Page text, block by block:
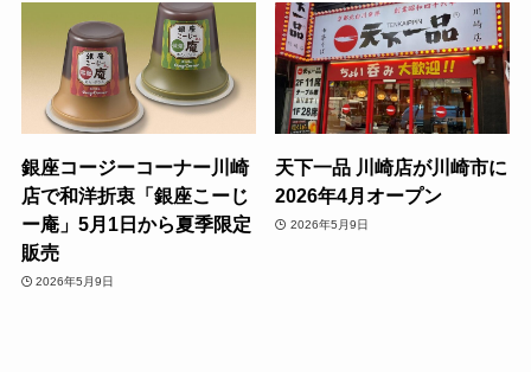
銀座コージーコーナー川崎
店で和洋折衷「銀座こーじ
ー庵」5月1日から夏季限定
販売
2026年5月9日
天下一品 川崎店が川崎市に
2026年4月オープン
2026年5月9日